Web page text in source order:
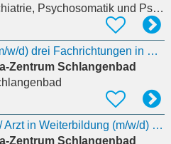
Facharzt Psychiatrie, Psychosomatik und Psychotherapie
Stationsarzt (m/w/d) drei Fachrichtungen in Voll- oder Teilzeit
Zentrum Schlangenbad
Assistenzarzt / Arzt in Weiterbildung (m/w/d) Rheumatologie in Voll- oder Teilzeit
Zentrum Schlangenbad